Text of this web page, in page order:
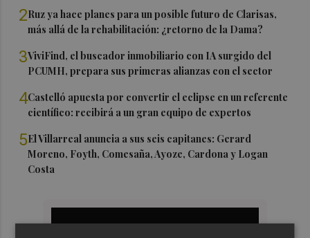
2Ruz ya hace planes para un posible futuro de Clarisas,
más allá de la rehabilitación: ¿retorno de la Dama?
3ViviFind, el buscador inmobiliario con IA surgido del
PCUMH, prepara sus primeras alianzas con el sector
4Castelló apuesta por convertir el eclipse en un referente
científico: recibirá a un gran equipo de expertos
5El Villarreal anuncia a sus seis capitanes: Gerard
Moreno, Foyth, Comesaña, Ayoze, Cardona y Logan
Costa